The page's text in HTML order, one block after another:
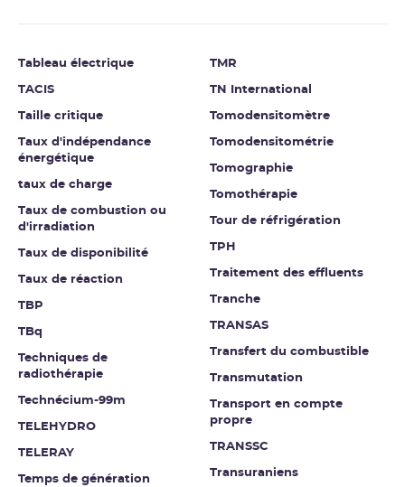
Tableau électrique
TACIS
Taille critique
Taux d'indépendance
énergétique
taux de charge
Taux de combustion ou
d'irradiation
Taux de disponibilité
Taux de réaction
TBP
TBq
Techniques de
radiothérapie
Technécium-99m
TELEHYDRO
TELERAY
Temps de génération
TMR
TN International
Tomodensitomètre
Tomodensitométrie
Tomographie
Tomothérapie
Tour de réfrigération
TPH
Traitement des effluents
Tranche
TRANSAS
Transfert du combustible
Transmutation
Transport en compte
propre
TRANSSC
Transuraniens